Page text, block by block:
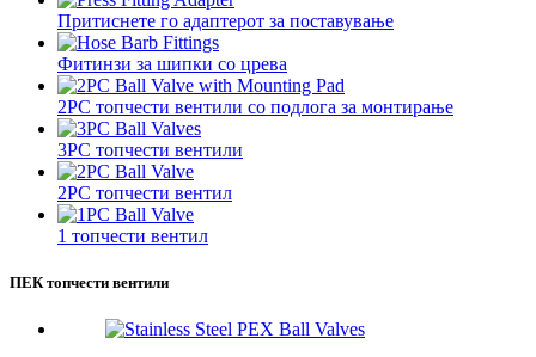
Притиснете го адаптерот за поставување
Фитинзи за шипки со црева
2PC топчести вентили со подлога за монтирање
3PC топчести вентили
2PC топчести вентил
1 топчести вентил
ПЕК топчести вентили